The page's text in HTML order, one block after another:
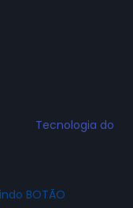
Tecnologia do
BOTÃO